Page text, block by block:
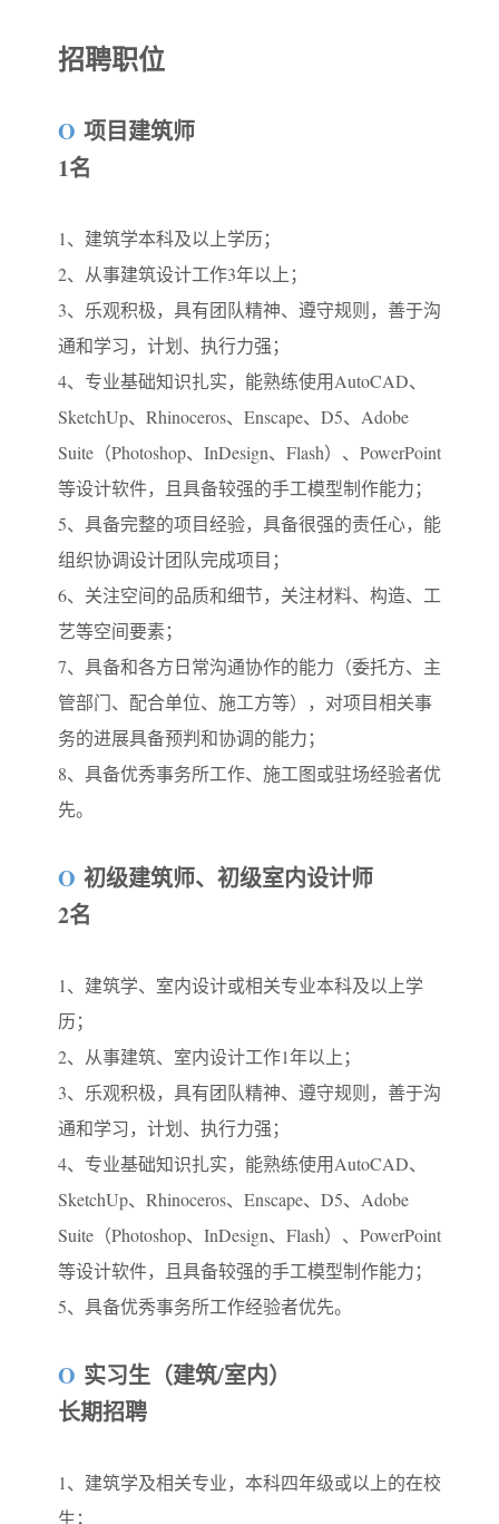
招聘职位
O 项目建筑师
1名
1、建筑学本科及以上学历；
2、从事建筑设计工作3年以上；
3、乐观积极，具有团队精神、遵守规则，善于沟
通和学习，计划、执行力强；
4、专业基础知识扎实，能熟练使用AutoCAD、
SketchUp、Rhinoceros、Enscape、D5、Adobe
Suite（Photoshop、InDesign、Flash）、PowerPoint
等设计软件，且具备较强的手工模型制作能力；
5、具备完整的项目经验，具备很强的责任心，能
组织协调设计团队完成项目；
6、关注空间的品质和细节，关注材料、构造、工
艺等空间要素；
7、具备和各方日常沟通协作的能力（委托方、主
管部门、配合单位、施工方等），对项目相关事
务的进展具备预判和协调的能力；
8、具备优秀事务所工作、施工图或驻场经验者优
先。
O 初级建筑师、初级室内设计师
2名
1、建筑学、室内设计或相关专业本科及以上学
历；
2、从事建筑、室内设计工作1年以上；
3、乐观积极，具有团队精神、遵守规则，善于沟
通和学习，计划、执行力强；
4、专业基础知识扎实，能熟练使用AutoCAD、
SketchUp、Rhinoceros、Enscape、D5、Adobe
Suite（Photoshop、InDesign、Flash）、PowerPoint
等设计软件，且具备较强的手工模型制作能力；
5、具备优秀事务所工作经验者优先。
O 实习生（建筑/室内）
长期招聘
1、建筑学及相关专业，本科四年级或以上的在校
生；